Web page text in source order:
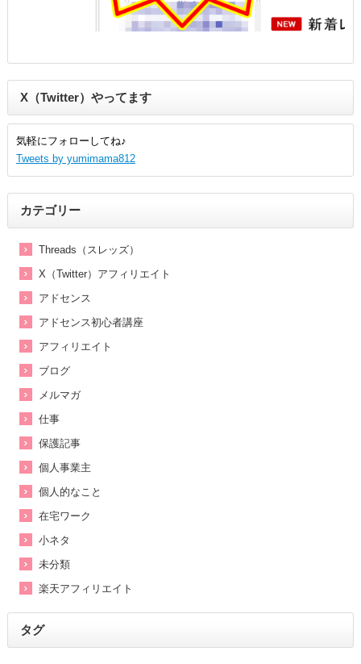
X（Twitter）やってます
気軽にフォローしてね♪
Tweets by yumimama812
カテゴリー
Threads（スレッズ）
X（Twitter）アフィリエイト
アドセンス
アドセンス初心者講座
アフィリエイト
ブログ
メルマガ
仕事
保護記事
個人事業主
個人的なこと
在宅ワーク
小ネタ
未分類
楽天アフィリエイト
タグ